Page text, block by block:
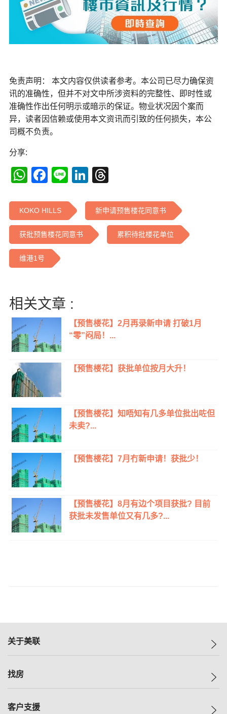
免责声明： 本文内容仅供读者参考。本公司已尽力确保资
讯的准确性，但并不对文中所涉资料的完整性、即时性或
准确性作出任何明示或暗示的保证。物业状况因个案而
异，读者因信赖或使用本文资讯而引致的任何损失，本公
司概不负责。
分享:
WhatsApp
Facebook
LineLinkedIn
KOKO HILLS 新申请预售楼花同意书
获批预售楼花同意书 累积待批楼花单位
维港1号
相关文章 :
【预售楼花】2月再录新申请 打破1月
“零”闷局！...
【预售楼花】获批单位按月大升！
【预售楼花】知唔知有几多单位批出咗但
未卖?...
【预售楼花】7月冇新申请！获批少！
【预售楼花】8月有边个项目获批? 目前
获批未发售单位又有几多?...
关于美联
美联集团
找房
一手新房
客户支援